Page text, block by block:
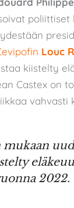
Louc
kiistelty
Castex on
vahvasti
2022.